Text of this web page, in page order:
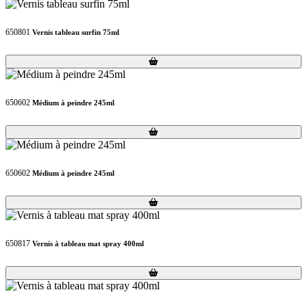
650801 Vernis tableau surfin 75ml
Loading...
Loading...
650602 Médium à peindre 245ml
Loading...
Loading...
650602 Médium à peindre 245ml
Loading...
Loading...
650817 Vernis à tableau mat spray 400ml
Loading...
Loading...